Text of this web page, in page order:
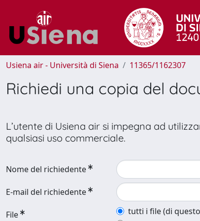
Usiena air - Università di Siena 11365/1162307
Richiedi una copia del
L’utente di Usiena air si impegna ad
qualsiasi uso commerciale.
Nome del richiedente
E-mail del richiedente
File
tutti i file (di